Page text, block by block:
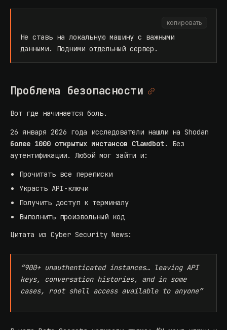
копировать
Не ставь на локальную машину с важными
данными. Подними отдельный сервер.
Проблема безопасности
Вот где начинается боль.
26 января 2026 года исследователи нашли на Shodan
более 1000 открытых инстансов Clawdbot. Без
аутентификации. Любой мог зайти и:
Прочитать все переписки
Украсть API-ключи
Получить доступ к терминалу
Выполнить произвольный код
Цитата из Cyber Security News:
“900+ unauthenticated instances… leaving API
keys, conversation histories, and in some
cases, root shell access available to anyone”